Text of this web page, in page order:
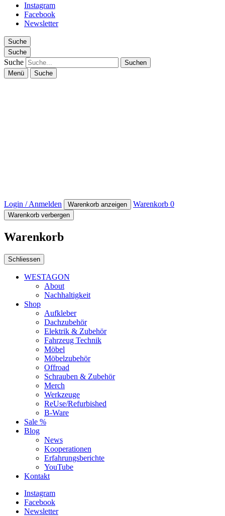
Instagram
Facebook
Newsletter
Suche
Suche
Suche
Menü Suche
Login / Anmelden Warenkorb anzeigen Warenkorb 0
Warenkorb verbergen
Warenkorb
Schliessen
WESTAGON
About
Nachhaltigkeit
Shop
Aufkleber
Dachzubehör
Elektrik & Zubehör
Fahrzeug Technik
Möbel
Möbelzubehör
Offroad
Schrauben & Zubehör
Merch
Werkzeuge
ReUse/Refurbished
B-Ware
Sale %
Blog
News
Kooperationen
Erfahrungsberichte
YouTube
Kontakt
Instagram
Facebook
Newsletter